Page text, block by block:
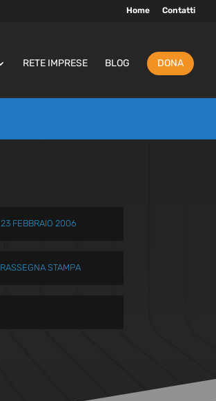
Home Contatti
RETE IMPRESE BLOG DONA
23 FEBBRAIO 2006
RASSEGNA STAMPA